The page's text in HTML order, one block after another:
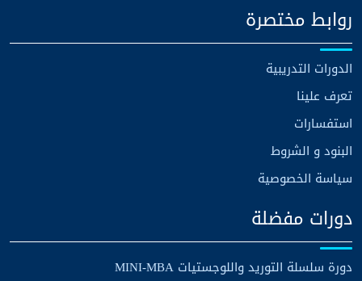
روابط مختصرة
الدورات التدريبية
تعرف علينا
استفسارات
البنود و الشروط
سياسة الخصوصية
دورات مفضلة
دورة سلسلة التوريد واللوجستيات MINI-MBA